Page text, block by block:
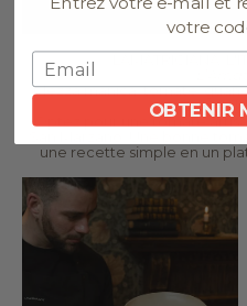
Mezza manica, tomate,
Conseil
Optez pour une tomate
une recette simple en un
votre
OBTENIR